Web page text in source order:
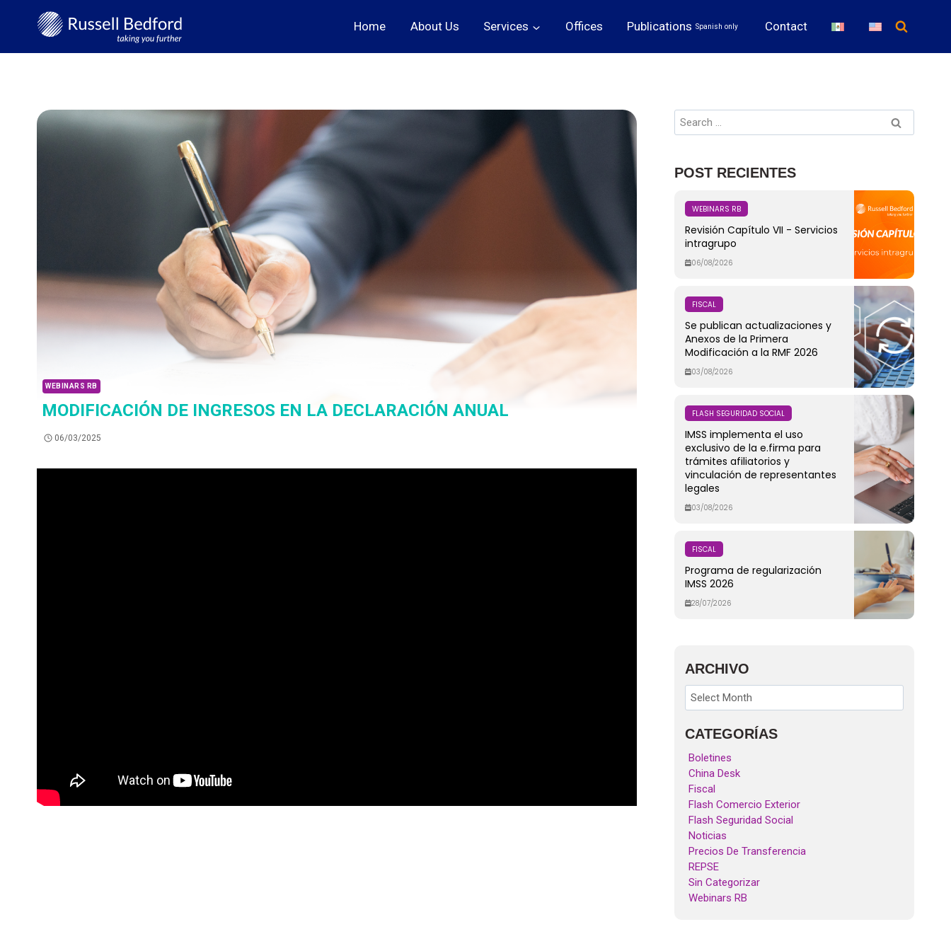
Home About Us Services Offices Publications Spanish only Contact
WEBINARS RB
MODIFICACIÓN DE INGRESOS EN LA DECLARACIÓN ANUAL
06/03/2025
POST RECIENTES
WEBINARS RB
Revisión Capítulo VII - Servicios
intragrupo
06/08/2026
FISCAL
Se publican actualizaciones y
Anexos de la Primera
Modificación a la RMF 2026
03/08/2026
FLASH SEGURIDAD SOCIAL
IMSS implementa el uso
exclusivo de la e.firma para
trámites afiliatorios y
vinculación de representantes
legales
03/08/2026
FISCAL
Programa de regularización
IMSS 2026
28/07/2026
ARCHIVO
CATEGORÍAS
Boletines
China Desk
Fiscal
Flash Comercio Exterior
Flash Seguridad Social
Noticias
Precios De Transferencia
REPSE
Sin Categorizar
Webinars RB